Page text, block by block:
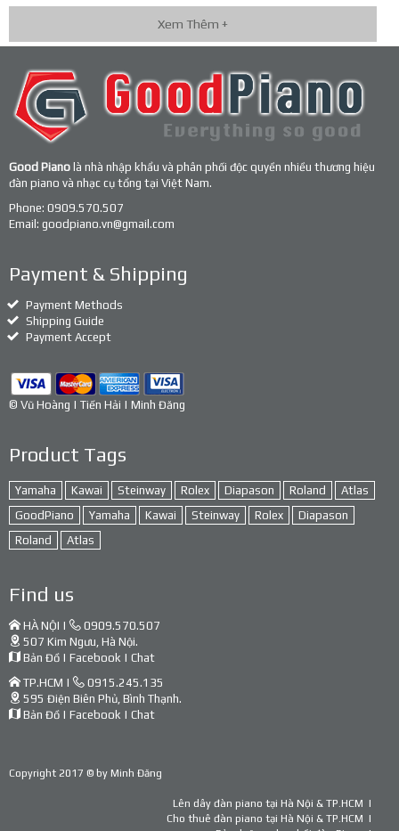
Xem Thêm +
Good Piano là nhà nhập khẩu và phân phối độc quyền nhiều thương hiệu
đàn piano và nhạc cụ tổng tại Việt Nam.
Phone: 0909.570.507
Email: goodpiano.vn@gmail.com
Payment & Shipping
Payment Methods
Shipping Guide
Payment Accept
© Vũ Hoàng | Tiến Hải | Minh Đăng
Product Tags
Yamaha Kawai Steinway Rolex Diapason Roland
Atlas
GoodPiano
Yamaha Kawai Steinway Rolex
Diapason
Roland
Atlas
Find us
HÀ NỘI |
0909.570.507
507 Kim Ngưu, Hà Nội.
Bản Đồ | Facebook | Chat
TP.HCM |
0915.245.135
595 Điện Biên Phủ, Bình Thạnh.
Bản Đồ | Facebook | Chat
Copyright 2017 © by Minh Đăng
Lên dây đàn piano tại Hà Nội & TP.HCM
Cho thuê đàn piano tại Hà Nội & TP.HCM